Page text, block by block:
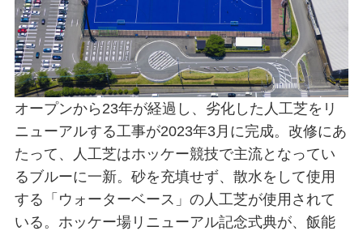
オープンから23年が経過し、劣化した人工芝をリ
ニューアルする工事が2023年3月に完成。改修にあ
たって、人工芝はホッケー競技で主流となってい
るブルーに一新。砂を充填せず、散水をして使用
する「ウォーターベース」の人工芝が使用されて
いる。ホッケー場リニューアル記念式典が、飯能